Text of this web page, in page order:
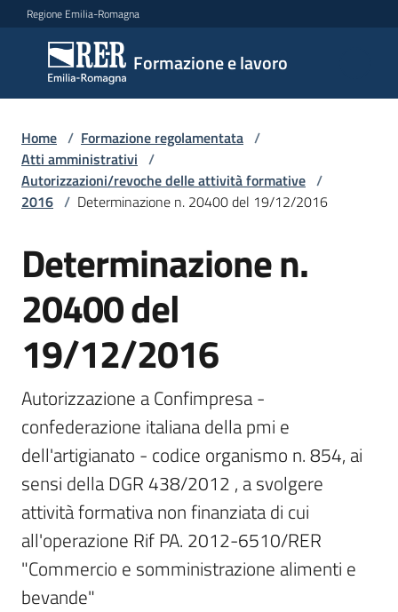
Vai al contenuto
Vai alla navigazione
Vai al footer
Regione Emilia-Romagna
Formazione e lavoro
Formazione
e lavoro
Argomenti
Servizi
Leggi
Atti
Bandi
Piani
Programmi
Progetti
Home / Formazione regolamentata /
Atti amministrativi /
Autorizzazioni/revoche delle attività formative /
2016 / Determinazione n. 20400 del 19/12/2016
Determinazione n.
20400 del
19/12/2016
Autorizzazione a Confimpresa -
confederazione italiana della pmi e
dell'artigianato - codice organismo n. 854, ai
sensi della DGR 438/2012 , a svolgere
attività formativa non finanziata di cui
all'operazione Rif PA. 2012-6510/RER
"Commercio e somministrazione alimenti e
bevande"